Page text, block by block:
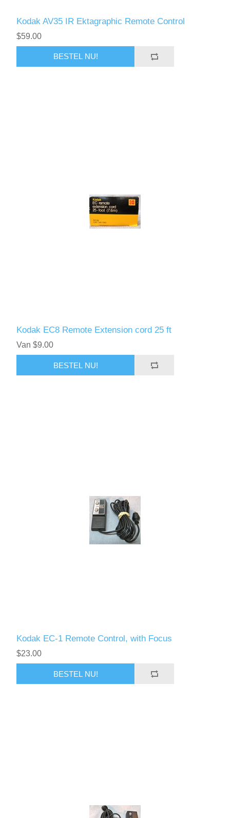
Kodak AV35 IR Ektagraphic Remote Control
$59.00
BESTEL NU!
Kodak EC8 Remote Extension cord 25 ft
Van $9.00
BESTEL NU!
Kodak EC-1 Remote Control, with Focus
$23.00
BESTEL NU!